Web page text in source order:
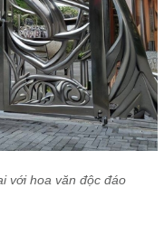
với hoa văn độc đáo